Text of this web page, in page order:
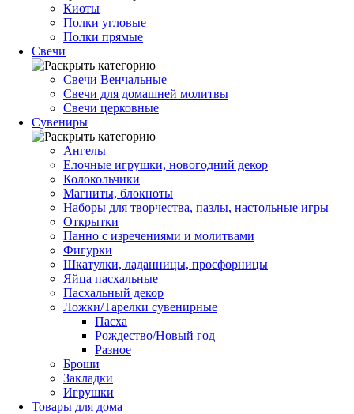
Киоты
Полки угловые
Полки прямые
Свечи
Свечи Венчальные
Свечи для домашней молитвы
Свечи церковные
Сувениры
Ангелы
Елочные игрушки, новогодний декор
Колокольчики
Магниты, блокноты
Наборы для творчества, пазлы, настольные игры
Открытки
Панно с изречениями и молитвами
Фигурки
Шкатулки, ладанницы, просфорницы
Яйца пасхальные
Пасхальный декор
Ложки/Тарелки сувенирные
Пасха
Рождество/Новый год
Разное
Броши
Закладки
Игрушки
Товары для дома